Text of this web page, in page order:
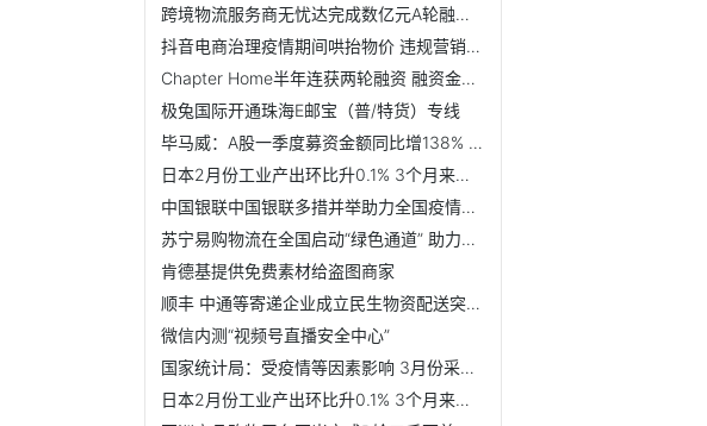
跨境物流服务商无忧达完成数亿元A轮融资 专注中大件品类
抖音电商治理疫情期间哄抬物价 违规营销行为
Chapter Home半年连获两轮融资 融资金额累计近亿元
极兔国际开通珠海E邮宝（普/特货）专线
毕马威：A股一季度募资金额同比增138% 中概股回归和生物科技...
日本2月份工业产出环比升0.1% 3个月来首次增长
中国银联中国银联多措并举助力全国疫情防控
苏宁易购物流在全国启动“绿色通道” 助力防疫物资运送
肯德基提供免费素材给盗图商家
顺丰 中通等寄递企业成立民生物资配送突击队助吉林抗疫
微信内测“视频号直播安全中心”
国家统计局：受疫情等因素影响 3月份采购经理指数回落至收缩区间
日本2月份工业产出环比升0.1% 3个月来首次增长